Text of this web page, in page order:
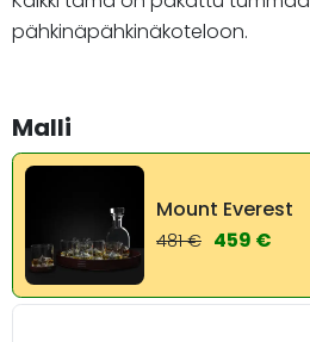
pähkinäpähkinäkoteloon.
Malli
Mount Everest
481 € 459 €